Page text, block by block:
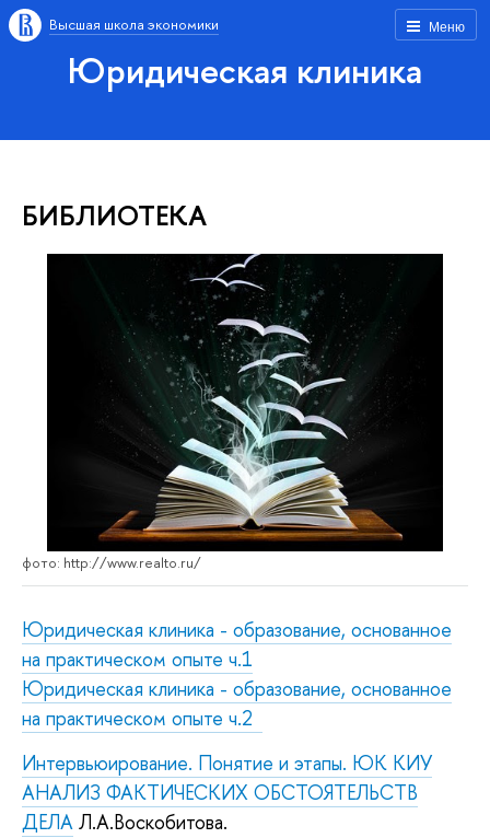
Меню
Высшая школа экономики
Юридическая клиника
БИБЛИОТЕКА
фото: http://www.realto.ru/
Юридическая клиника - образование, основанное
на практическом опыте ч.1
Юридическая клиника - образование, основанное
на практическом опыте ч.2
Интервьюирование. Понятие и этапы. ЮК КИУ
АНАЛИЗ ФАКТИЧЕСКИХ ОБСТОЯТЕЛЬСТВ
ДЕЛА Л.А.Воскобитова.